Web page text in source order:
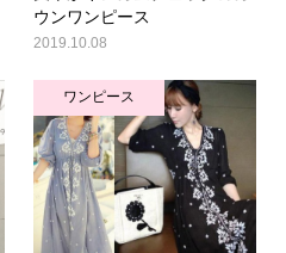
ウンワンピース
2019.10.08
ワンピース